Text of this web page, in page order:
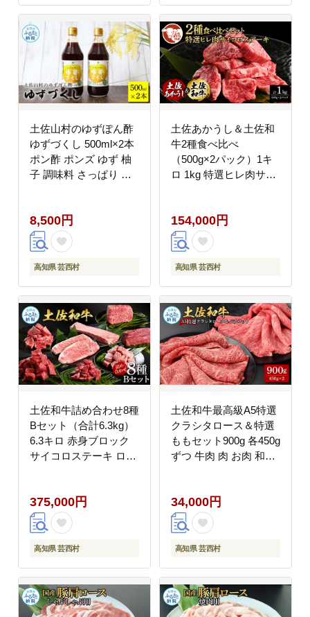
土佐山村のゆずぽん酢
ゆずづくし 500ml×2本
ポン酢 ポンズ ゆず 柚
子 調味料 さっぱり 美
蒸し料理 ドレッシング
セット
8,500円
高知県 芸西村
土佐あかうし＆土佐和
牛2種食べ比べ
（500g×2パック）1キ
ロ 1kg 特選ヒレ肉サイ
赤牛 和牛 国産 エイジ
ングビーフ エイジング
工法 熟成肉
154,000円
高知県 芸西村
土佐和牛詰め合わせ8種
Bセット（合計6.3kg）
6.3キロ 赤身ブロック
サイコロステーキ ロー
特選 赤身 牛肉 和牛 国
産 エイジング工法 熟成
肉
375,000円
高知県 芸西村
土佐和牛最高級A5特選
クラシタロース＆特選
ももセット900g 各450g
ずつ 牛肉 肉 お肉 和牛
霜降り 国産 豪華 贅沢
美味しい 肉汁
34,000円
高知県 芸西村